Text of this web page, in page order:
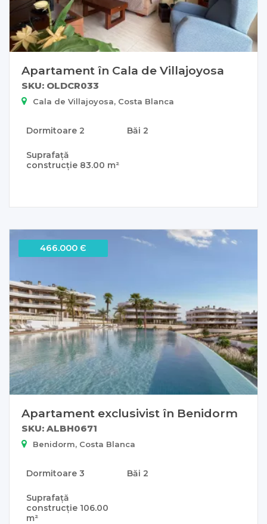
Apartament în Cala de Villajoyosa
SKU: OLDCR033
Cala de Villajoyosa, Costa Blanca
Dormitoare 2 Băi 2
Suprafață
construcție 83.00 m²
466.000 Є
Apartament exclusivist în Benidorm
SKU: ALBH0671
Benidorm, Costa Blanca
Dormitoare 3 Băi 2
Suprafață
construcție 106.00
m²